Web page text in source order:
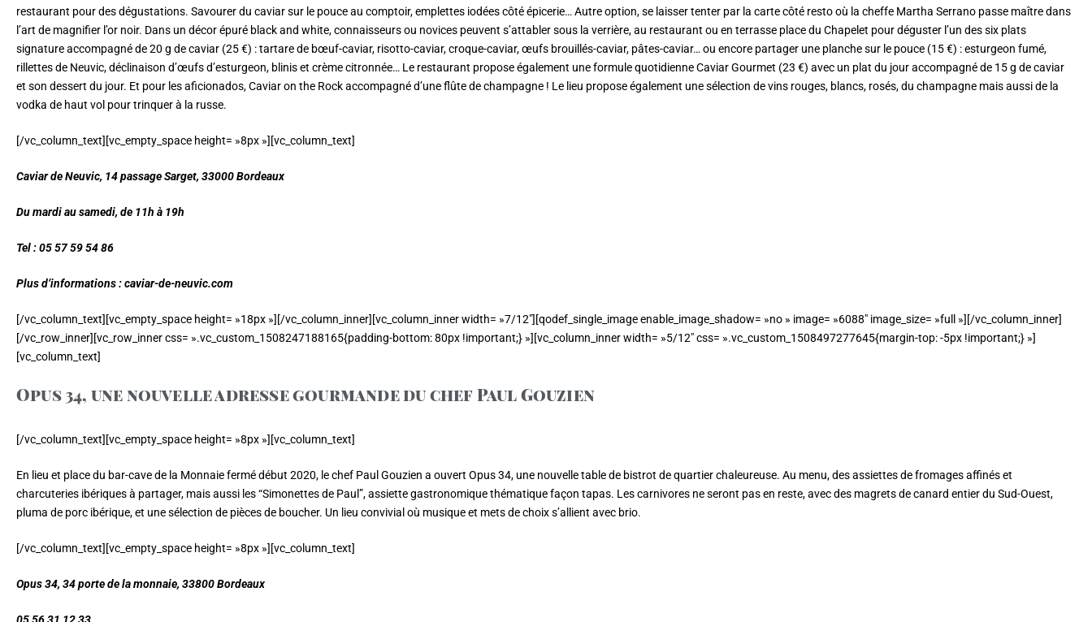
restaurant pour des dégustations. Savourer du caviar sur le pouce au comptoir, emplettes iodées côté épicerie… Autre option, se laisser tenter par la carte côté resto où la cheffe Martha Serrano passe maître dans
l’art de magnifier l’or noir. Dans un décor épuré black and white, connaisseurs ou novices peuvent s’attabler sous la verrière, au restaurant ou en terrasse place du Chapelet pour déguster l’un des six plats
signature accompagné de 20 g de caviar (25 €) : tartare de bœuf-caviar, risotto-caviar, croque-caviar, œufs brouillés-caviar, pâtes-caviar… ou encore partager une planche sur le pouce (15 €) : esturgeon fumé,
rillettes de Neuvic, déclinaison d’œufs d’esturgeon, blinis et crème citronnée… Le restaurant propose également une formule quotidienne Caviar Gourmet (23 €) avec un plat du jour accompagné de 15 g de caviar
et son dessert du jour. Et pour les aficionados, Caviar on the Rock accompagné d’une flûte de champagne ! Le lieu propose également une sélection de vins rouges, blancs, rosés, du champagne mais aussi de la
vodka de haut vol pour trinquer à la russe.
[/vc_column_text][vc_empty_space height= »8px »][vc_column_text]
Caviar de Neuvic, 14 passage Sarget, 33000 Bordeaux
Du mardi au samedi, de 11h à 19h
Tel : 05 57 59 54 86
Plus d’informations : caviar-de-neuvic.com
[/vc_column_text][vc_empty_space height= »18px »][/vc_column_inner][vc_column_inner width= »7/12″][qodef_single_image enable_image_shadow= »no » image= »6088″ image_size= »full »][/vc_column_inner]
[/vc_row_inner][vc_row_inner css= ».vc_custom_1508247188165{padding-bottom: 80px !important;} »][vc_column_inner width= »5/12″ css= ».vc_custom_1508497277645{margin-top: -5px !important;} »]
[vc_column_text]
Opus 34, une nouvelle adresse gourmande duchef Paul Gouzien
[/vc_column_text][vc_empty_space height= »8px »][vc_column_text]
En lieu et place du bar-cave de la Monnaie fermé début 2020, le chef Paul Gouzien a ouvert Opus 34, une nouvelle table de bistrot de quartier chaleureuse. Au menu, des assiettes de fromages affinés et
charcuteries ibériques à partager, mais aussi les “Simonettes de Paul”, assiette gastronomique thématique façon tapas. Les carnivores ne seront pas en reste, avec des magrets de canard entier du Sud-Ouest,
pluma de porc ibérique, et une sélection de pièces de boucher. Un lieu convivial où musique et mets de choix s’allient avec brio.
[/vc_column_text][vc_empty_space height= »8px »][vc_column_text]
Opus 34, 34 porte de la monnaie, 33800 Bordeaux